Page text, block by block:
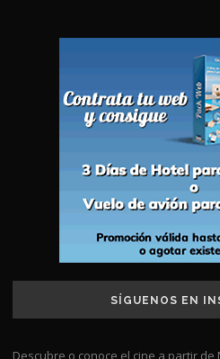
SÍGUENOS EN
Descubre o conoce el cine a partir de